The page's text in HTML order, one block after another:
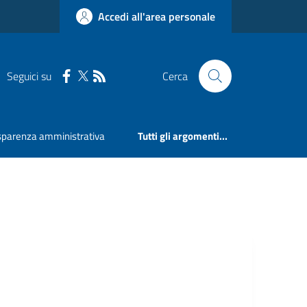
Accedi all'area personale
Seguici su Cerca
amministrativa Tutti gli argomenti...